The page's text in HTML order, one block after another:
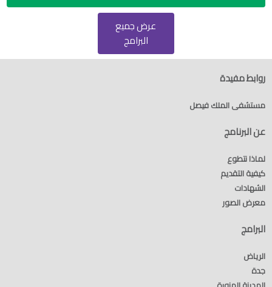
عرض جميع
البرامج
روابط مفيدة
مستشفى الملك فيصل
عن البرنامج
لماذا نتطوع
كيفية التقديم
الشهادات
معرض الصور
البرامج
الرياض
جدة